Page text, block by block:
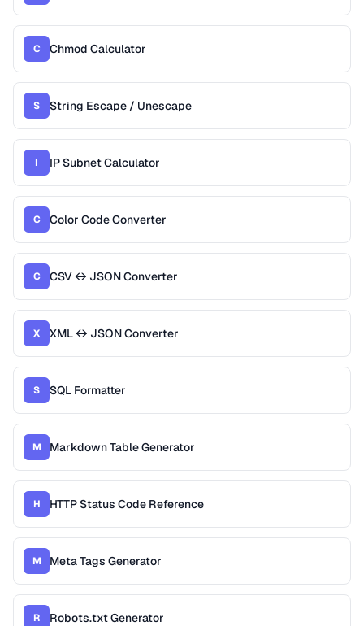
C Chmod Calculator
S String Escape / Unescape
I IP Subnet Calculator
C Color Code Converter
C CSV ↔ JSON Converter
X XML ↔ JSON Converter
S SQL Formatter
M Markdown Table Generator
H HTTP Status Code Reference
M Meta Tags Generator
R Robots.txt Generator